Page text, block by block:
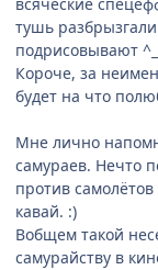
тушь
подрисовывают
Короче, за
будет на что
Мне лично
самураев. Нечто
против
кавай. :)
Вобщем такой
самурайству в